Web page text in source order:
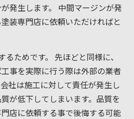
発生します。 中間マージンが発
装専門店に依頼いただければと
ためです。 先ほどと同様に、
事を実際に行う際は外部の業者
社は施工に対して責任が発生し
が低下してしまいます。品質を
店に依頼する事で後悔する可能